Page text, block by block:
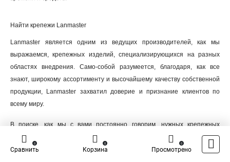
Найти крепежи Lanmaster
Lanmaster является одним из ведущих производителей, как мы
выражаемся, крепежных изделий, специализирующихся на разных
областях внедрения. Само-собой разумеется, благодаря, как все
знают, широкому ассортименту и высочайшему качеству собственной
продукции, Lanmaster захватил доверие и признание клиентов по
всему миру.
В поиске, как мы с вами постоянно говорим, нужных крепежных
изделий Lanmaster можно употреблять, как многие думают, разные
способы. Вообразите себе один факт о том, что первым шагом быть
Сравнить
0
Корзина
0
Просмотрено
0